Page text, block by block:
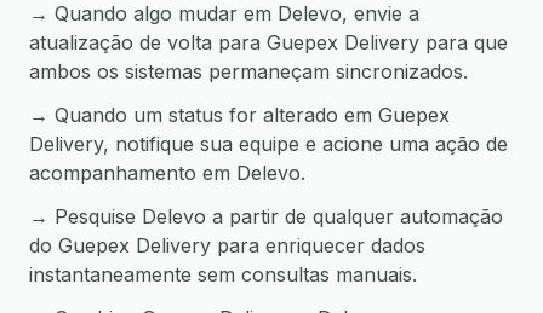
→ Quando algo mudar em Delevo, envie a
atualização de volta para Guepex Delivery para que
ambos os sistemas permaneçam sincronizados.
→ Quando um status for alterado em Guepex
Delivery, notifique sua equipe e acione uma ação de
acompanhamento em Delevo.
→ Pesquise Delevo a partir de qualquer automação
do Guepex Delivery para enriquecer dados
instantaneamente sem consultas manuais.